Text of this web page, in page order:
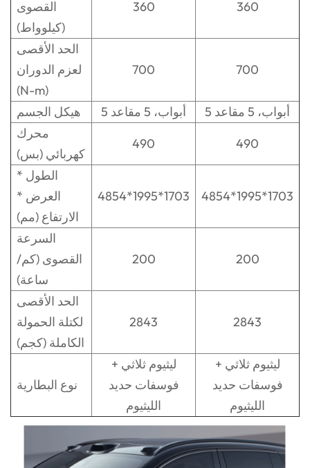
القصوى
(كيلوواط)
360 360
الحد الأقصى
لعزم الدوران
(N-m)
700 700
هيكل الجسم 5 أبواب، 5 مقاعد
5 أبواب، 5 مقاعد
محرك
كهربائي (بس)
490
490
الطول *
العرض *
الارتفاع (مم)
4854*1995*1703 4854*1995*1703
السرعة
القصوى (كم/
ساعة)
200 200
الحد الأقصى
لكتلة الحمولة
الكاملة (كجم)
2843 2843
نوع البطارية
ليثيوم ثلاثي +
فوسفات حديد
الليثيوم
ليثيوم ثلاثي +
فوسفات حديد
الليثيوم